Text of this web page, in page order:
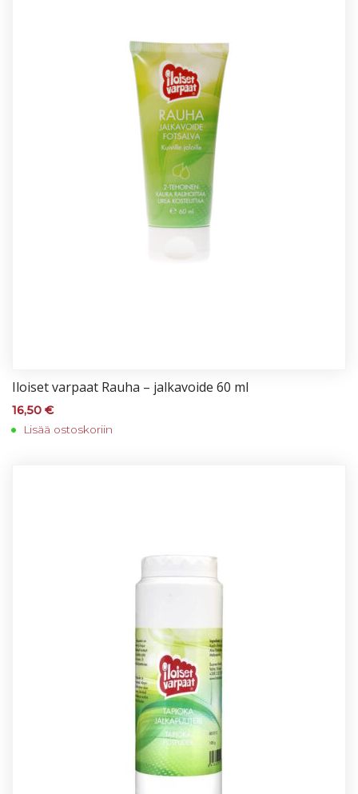
Iloi­set var­paat Rau­ha – jal­ka­voi­de 60 ml
16,50 €
Lisää ostoskoriin